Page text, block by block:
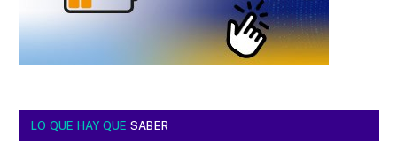
LO QUE HAY QUE SABER